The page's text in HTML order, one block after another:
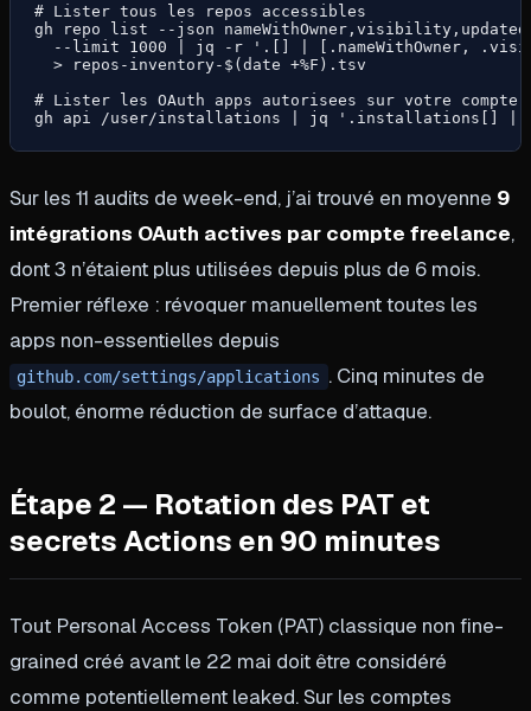
# Lister tous les repos accessibles
gh repo list --json
--limit 1000 | jq -r '.[] | [.nameWithOwner,
  > repos-inventory-$(date +%F).tsv
# Lister les OAuth apps autorisees sur votre compte
gh api /user/installations | jq '.installations[] |
Sur les 11 audits de week-end, j’ai trouvé en moyenne 9
intégrations OAuth actives par compte freelance,
dont 3 n’étaient plus utilisées depuis plus de 6 mois.
Premier réflexe : révoquer manuellement toutes les
apps non-essentielles depuis
github.com/settings/applications . Cinq minutes de
boulot, énorme réduction de surface d’attaque.
Étape 2 — Rotation des PAT et
secrets Actions en 90 minutes
Tout Personal Access Token (PAT) classique non fine-
grained créé avant le 22 mai doit être considéré
comme potentiellement leaked. Sur les comptes